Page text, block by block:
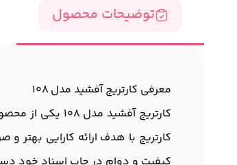
توضیحات محصول
معرفی کارتریج آفشید مدل 108
کارتریج